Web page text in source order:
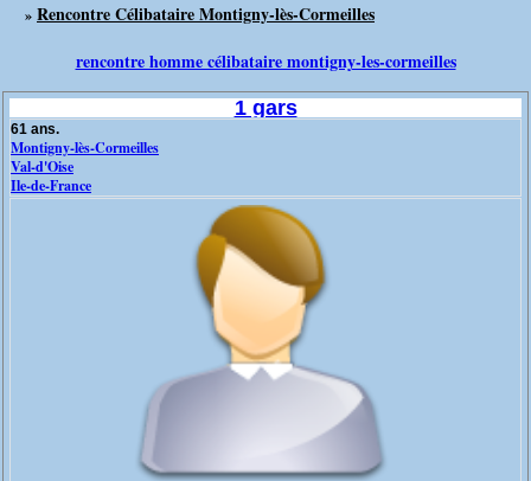
» Rencontre Célibataire Montigny-lès-Cormeilles
rencontre homme célibataire montigny-les-cormeilles
1 gars
61 ans.
Montigny-lès-Cormeilles
Val-d'Oise
Ile-de-France